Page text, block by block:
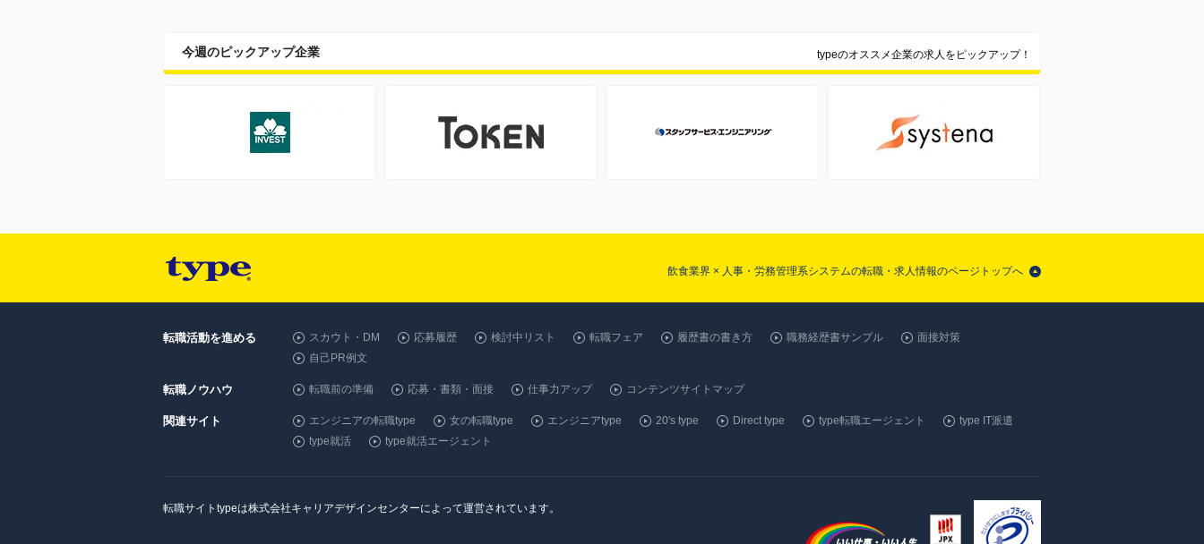
今週のピックアップ企業 typeのオススメ企業の求人をピックアップ！
飲食業界 × 人事・労務管理系システムの転職・求人情報のページトップへ
転職活動を進める スカウト・DM 応募履歴 検討中リスト 転職フェア 履歴書の書き方 職務経歴書サンプル
面接対策
自己PR例文
転職ノウハウ 転職前の準備 応募・書類・面接 仕事力アップ コンテンツサイトマップ
関連サイト エンジニアの転職type 女の転職type エンジニアtype 20's type Direct type type転職エージェント
type IT派遣
type就活
type就活エージェント
転職サイトtypeは株式会社キャリアデザインセンターによって運営されています。